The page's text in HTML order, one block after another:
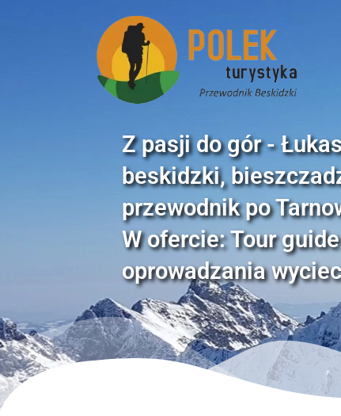
Z pasji do gór -
beskidzki,
przewodnik po
W ofercie: Tour
oprowadzania